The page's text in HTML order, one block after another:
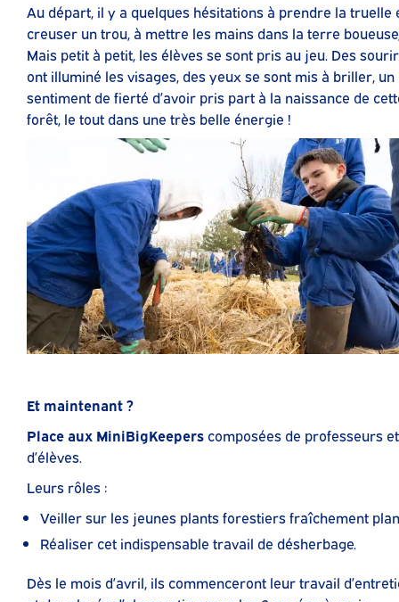
Au départ, il y a quelques hésitations à prendre la truelle
creuser un trou, à mettre les mains dans la terre
Mais petit à petit, les élèves se sont pris au jeu. Des
ont illuminé les visages, des yeux se sont mis à briller, un
sentiment de fierté d’avoir pris part à la naissance de
forêt, le tout dans une très belle énergie !
Et maintenant ?
Place aux MiniBigKeepers composées de professeurs et
d’élèves.
Leurs rôles :
Veiller sur les jeunes plants forestiers fraîchement
Réaliser cet indispensable travail de désherbage.
Dès le mois d’avril, ils commenceront leur travail